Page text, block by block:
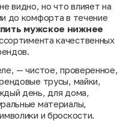
видно, но что влияет на
до комфорта в течение
мужское нижнее
качественных
— чистое, проверенное,
трусы, майки,
день, для дома,
материалы,
и броскости.